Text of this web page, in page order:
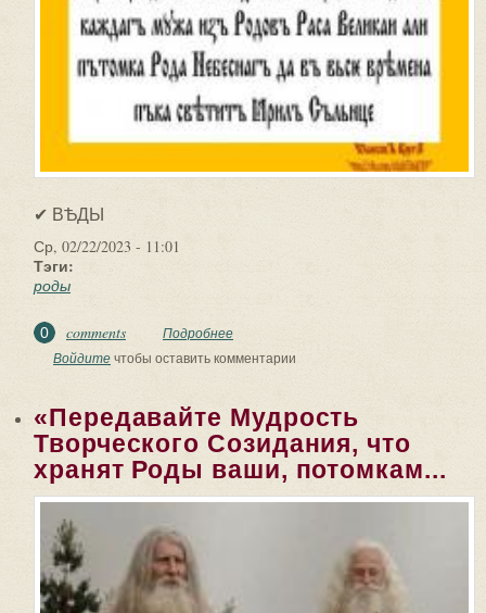
✔ ВѢДЫ
Ср, 02/22/2023 - 11:01
Тэги:
роды
0 comments Подробнее
защищать свои Роды, своё Отечество,
Войдитечтобы оставить комментарии
«Передавайте Мудрость
Творческого Созидания, что
хранят Роды ваши, потомкам...